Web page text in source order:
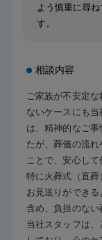
よう慎重に尋
す。
相談内容
ご家族が不安定
ないケースにも
は、精神的なご
たが、葬儀の流
ことで、安心して
特に火葬式（直葬
お見送りができ
含め、負担のない
当社スタッフは